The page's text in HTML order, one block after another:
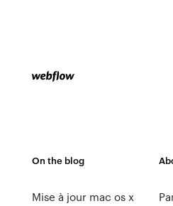
On the blog
Mise à jour mac os x